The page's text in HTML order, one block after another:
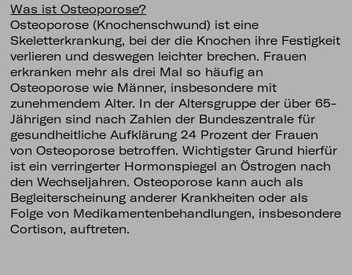
Was ist Osteoporose?
Osteoporose (Knochenschwund) ist eine
Skeletterkrankung, bei der die Knochen ihre Festigkeit
verlieren und deswegen leichter brechen. Frauen
erkranken mehr als drei Mal so häufig an
Osteoporose wie Männer, insbesondere mit
zunehmendem Alter. In der Altersgruppe der über 65-
Jährigen sind nach Zahlen der Bundeszentrale für
gesundheitliche Aufklärung 24 Prozent der Frauen
von Osteoporose betroffen. Wichtigster Grund hierfür
ist ein verringerter Hormonspiegel an Östrogen nach
den Wechseljahren. Osteoporose kann auch als
Begleiterscheinung anderer Krankheiten oder als
Folge von Medikamentenbehandlungen, insbesondere
Cortison, auftreten.